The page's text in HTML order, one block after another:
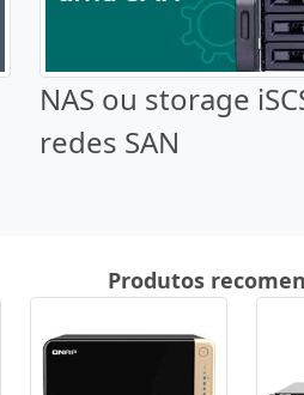
NAS ou storage
redes SAN
Produtos